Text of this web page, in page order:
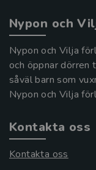
Nypon och
Nypon och Vilja
och öppnar dörren
såväl barn som
Nypon och Vilja
Kontakta oss
Kontakta oss